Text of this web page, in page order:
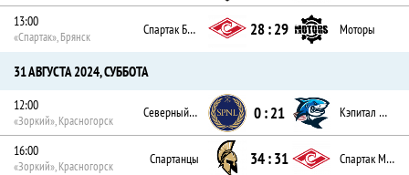
13:00
«Спартак», Брянск Спартак Брянск 28 : 29 Моторы
31 АВГУСТА 2024, СУББОТА
12:00
«Зоркий», Красногорск Северный Легион 0 : 21 Кэпитал Шаркс
16:00
«Зоркий», Красногорск Спартанцы 34 : 31 Спартак Москва